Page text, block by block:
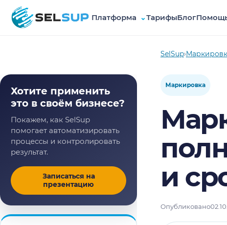
SelSup Платформа ⌄ТарифыБлог
SelSup›
Маркировка
и
Опубликовано
Хотите применить
это в своём бизнесе?
Покажем, как SelSup
помогает автоматизировать
процессы и контролировать
результат.
Записаться на
презентацию